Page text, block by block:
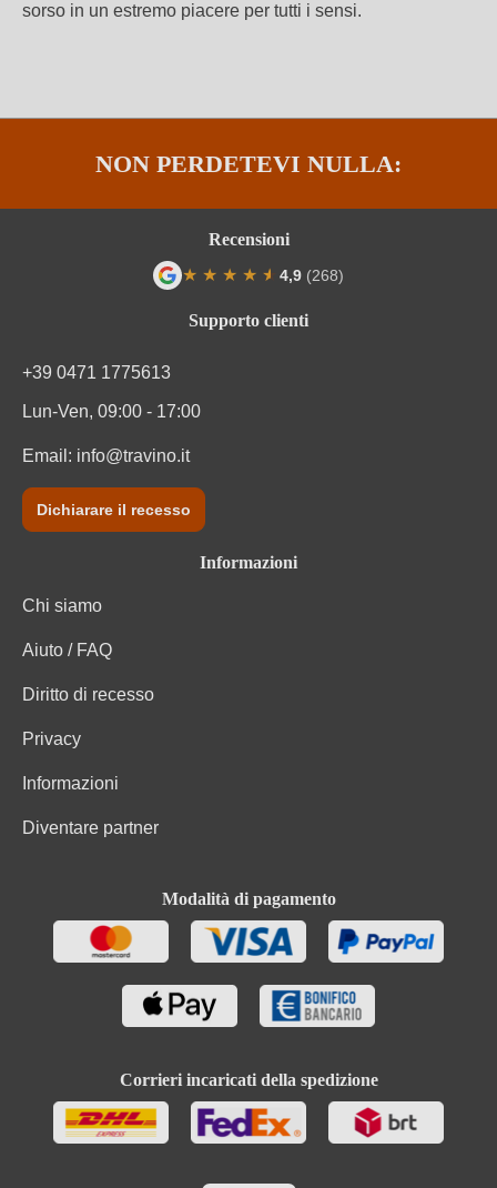
sorso in un estremo piacere per tutti i sensi.
NON PERDETEVI NULLA:
Supporto clienti
+39 0471 1775613
Lun-Ven, 09:00 - 17:00
Email: info@travino.it
Dichiarare il recesso
Informazioni
Chi siamo
Aiuto / FAQ
Diritto di recesso
Privacy
Informazioni
Diventare partner
Modalità di pagamento
Corrieri incaricati della spedizione
Recensioni
★ ★ ★ ★ ★
★ 4,9 (268)